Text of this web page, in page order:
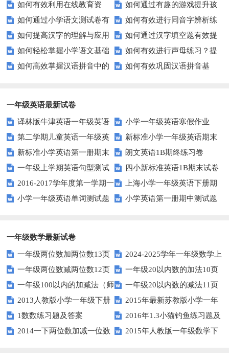
掌握反义词匹配？
语文成绩？
如何有效利用在线教育资
源？
如何通过有趣的游戏提升孩
子的句子补全技巧？
如何通过小学语文测试卷有
效提高孩子的阅读与写作技能？
如何有效进行同音字辨析练
习？这些方法让你事半功倍！
如何提高汉字的理解与应用
能力？这里有妙招！
如何通过汉字填空题有效提
升小学生的汉字书写能力？
如何轻松掌握小学语文基础
知识？
如何有效进行声母练习？提
升发音技巧有妙招！
如何高效掌握汉语拼音中的
如何有效巩固汉语拼音基
一年级英语最新试卷
译林版牛津英语一年级英语
1AB测试卷
小学一年级英语寒假作业
第二学期儿童英语一年级英
语期末试卷
新标准小学一年级英语期末
质量检测题
新标准小学英语第一册期末
测试题
朗文英语1B期终练习卷
一年级上学期英语句型测试
题
四小新标准英语1B期末试卷
2016-2017学年度第一学期一
起一年级英语期中试卷
上海小学一年级英语下册期
中试卷
小学一年级英语单词测试题 小学英语第一册期中测试题
一年级数学最新试卷
一年级两位数加两位数13页
2024-2025学年一年级数学上
册期末素养测评卷（考试版A4
人教版）
一年级两位数减两位数12页
一年级20以内数的加法10页
一年级100以内的加减法（师
版）
一年级20以内数的减法11页
2013人教版小学一年级下册
第三单元整理与复习（一）练习
题
2015年最新苏教版小学一年
级数学下册第一次月考试卷
1数数练习题及答案
2016年1.3小猫钓鱼练习题及
答案
2014一下两位数加减一位数
2015年人教版一年级数学下